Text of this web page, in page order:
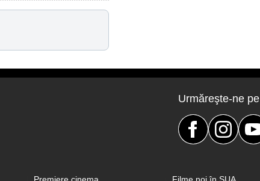
Urmăreşte-ne pe